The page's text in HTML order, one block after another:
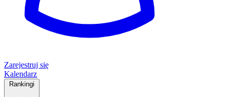
Zarejestruj się
Kalendarz
Rankingi